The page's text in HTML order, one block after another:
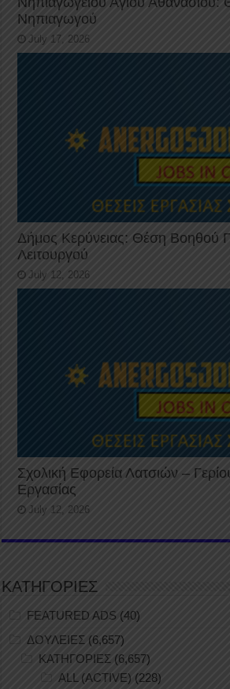
Νηπιαγωγού
July 17, 2026
Δήμος Κερύνειας: Θέση Βοηθού
Λειτουργού
July 12, 2026
Σχολική Εφορεία Λατσιών –
Εργασίας
July 12, 2026
ΚΑΤΗΓΟΡΙΕΣ
FEATURED ADS (40)
ΔΟΥΛΕΙΕΣ (6,657)
ΚΑΤΗΓΟΡΙΕΣ (6,657)
ALL (ACTIVE) (228)